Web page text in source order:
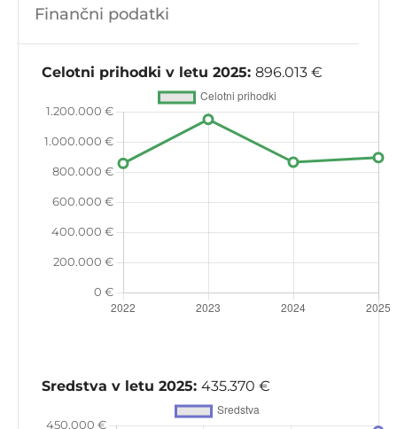
Finančni podatki
Celotni prihodki v letu 2025: 896.013 €
Sredstva v letu 2025: 435.370 €